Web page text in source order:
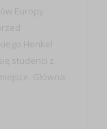
Europy
Henkel
studenci z
Główna